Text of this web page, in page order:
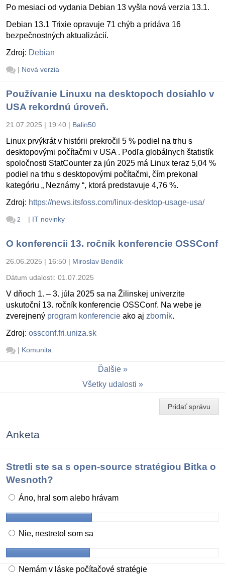
Po mesiaci od vydania Debian 13 vyšla nová verzia 13.1.
Debian 13.1 Trixie opravuje 71 chýb a pridáva 16
bezpečnostných aktualizácií.
Zdroj: Debian
| Nová verzia
Používanie Linuxu na desktopoch dosiahlo v
USA rekordnú úroveň.
21.07.2025 | 19:40 | Balin50
Linux prvýkrát v histórii prekročil 5 % podiel na trhu s
desktopovými počítačmi v USA . Podľa globálnych štatistík
spoločnosti StatCounter za jún 2025 má Linux teraz 5,04 %
podiel na trhu s desktopovými počítačmi, čím prekonal
kategóriu „ Neznámy “, ktorá predstavuje 4,76 %.
Zdroj: https://news.itsfoss.com/linux-desktop-usage-usa/
2 | IT novinky
O konferencii 13. ročník konferencie OSSConf
26.06.2025 | 16:50 | Miroslav Bendík
Dátum udalosti: 01.07.2025
V dňoch 1. – 3. júla 2025 sa na Žilinskej univerzite
uskutoční 13. ročník konferencie OSSConf. Na webe je
zverejnený program konferencie ako aj zborník.
Zdroj: ossconf.fri.uniza.sk
| Komunita
Ďalšie
Všetky udalosti
Pridať správu
Anketa
Stretli ste sa s open-source stratégiou Bitka o
Wesnoth?
Áno, hral som alebo hrávam
Nie, nestretol som sa
Nemám v láske počítačové stratégie